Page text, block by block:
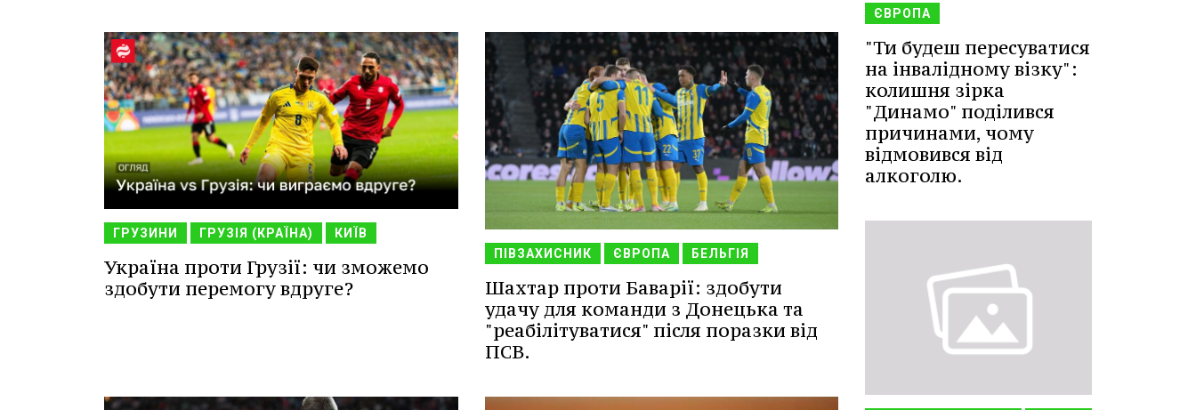
ГРУЗИНИ ГРУЗІЯ (КРАЇНА) КИЇВ
Україна проти Грузії: чи зможемо
здобути перемогу вдруге?
ПІВЗАХИСНИК ЄВРОПА БЕЛЬГІЯ
Шахтар проти Баварії: здобути
удачу для команди з Донецька та
"реабілітуватися" після поразки від
ПСВ.
ЄВРОПА
"Ти будеш пересуватися
на інвалідному візку":
колишня зірка
"Динамо" поділився
причинами, чому
відмовився від
алкоголю.